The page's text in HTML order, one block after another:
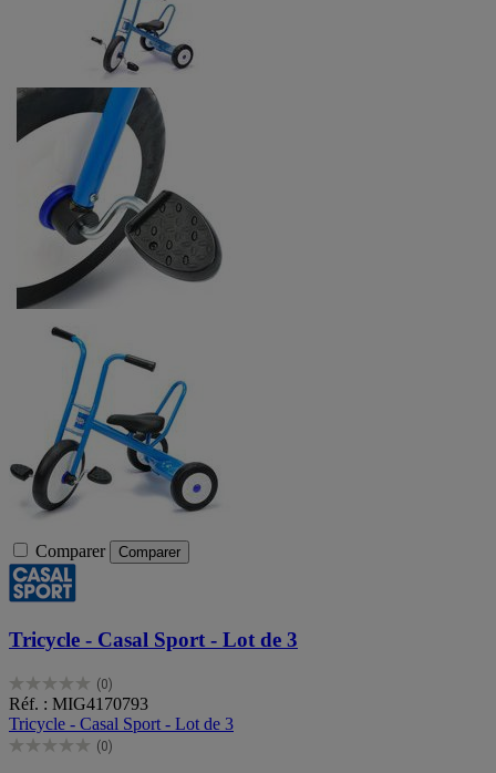
Comparer Comparer
Tricycle - Casal Sport - Lot de 3
(0)
0.0
sur
5
étoiles.
Réf. : MIG4170793
Tricycle - Casal Sport - Lot de 3
(0)
0.0